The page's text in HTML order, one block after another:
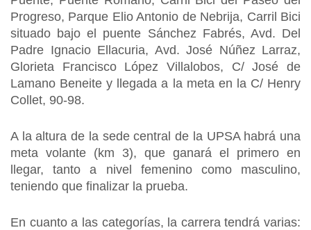
Progreso, Parque Elio Antonio de Nebrija, Carril Bici
situado bajo el puente Sánchez Fabrés, Avd. Del
Padre Ignacio Ellacuria, Avd. José Núñez Larraz,
Glorieta Francisco López Villalobos, C/ José de
Lamano Beneite y llegada a la meta en la C/ Henry
Collet, 90-98.
A la altura de la sede central de la UPSA habrá una
meta volante (km 3), que ganará el primero en
llegar, tanto a nivel femenino como masculino,
teniendo que finalizar la prueba.
En cuanto a las categorías, la carrera tendrá varias: